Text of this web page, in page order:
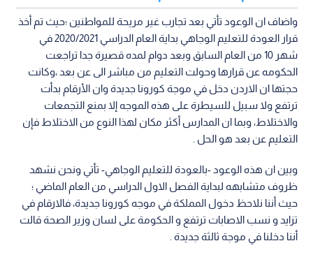
واضاف ان الوعود تأتي بعد تجارب غير مريحة للمواطنين ؛حيث تم أخذ
قرار العودة للتعليم الوجاهي بداية العام الدراسي 2020/2021 في
شهر 10 من العام السابق وبعد دوام لمده قصيرة جدا تراجعت
الحكومه عن قرارها وحولت التعليم من مباشر الى عن بعد ،وكانت
حجتها ان الاردن دخل في موجة كورونا جديدة وان الأرقام بدأت
ترتفع ولا سبيل للسيطرة على هذه الموجه إلا بمنع التجمعات
والاختلاط، وبما ان المدارس أكثر مكان لهذا النوع من الاختلاط فإن
التعليم عن بعد هو الحل .
وبين ان هذه الوعود -بالعودة للتعليم الوجاهي- تأتي ونحن نشهد
ظروف متشابهه لبداية الفصل الاول الدراسي من العام الماضي ؛
حيث أننا نلاحظ دخول المملكة في موجه كورونا جديدة، فالارقام في
تزايد و نسب الاصابات ترتفع و الحكومة على لسان وزير الصحة قالت
أننا دخلنا في موجة ثالثة جديدة .